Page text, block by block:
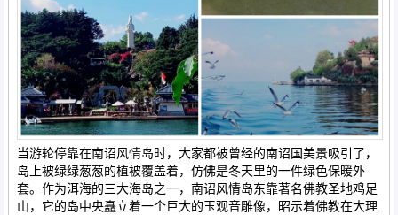
当游轮停靠在南诏风情岛时，大家都被曾经的南诏国美景吸引了，
岛上被绿绿葱葱的植被覆盖着，仿佛是冬天里的一件绿色保暖外
套。作为洱海的三大海岛之一，南诏风情岛东靠著名佛教圣地鸡足
山，它的岛中央矗立着一个巨大的玉观音雕像，昭示着佛教在大理